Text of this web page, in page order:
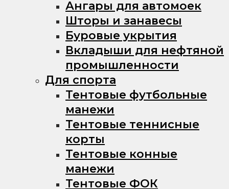
Ангары для автомоек
Шторы и занавесы
Буровые укрытия
Вкладыши для нефтяной
промышленности
Для спорта
Тентовые футбольные
манежи
Тентовые теннисные
корты
Тентовые конные
манежи
Тентовые ФОК